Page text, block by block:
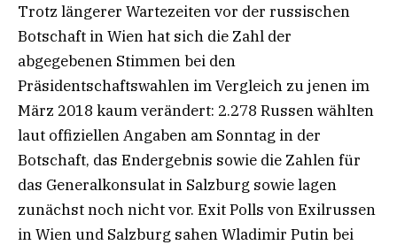
Trotz längerer Wartezeiten vor der russischen
Botschaft in Wien hat sich die Zahl der
abgegebenen Stimmen bei den
Präsidentschaftswahlen im Vergleich zu jenen im
März 2018 kaum verändert: 2.278 Russen wählten
laut offiziellen Angaben am Sonntag in der
Botschaft, das Endergebnis sowie die Zahlen für
das Generalkonsulat in Salzburg sowie lagen
zunächst noch nicht vor. Exit Polls von Exilrussen
in Wien und Salzburg sahen Wladimir Putin bei